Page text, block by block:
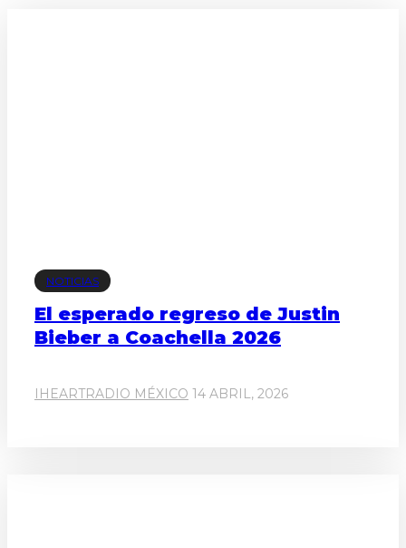
NOTICIAS
El esperado regreso de Justin
Bieber a Coachella 2026
IHEARTRADIO MÉXICO 14 ABRIL, 2026